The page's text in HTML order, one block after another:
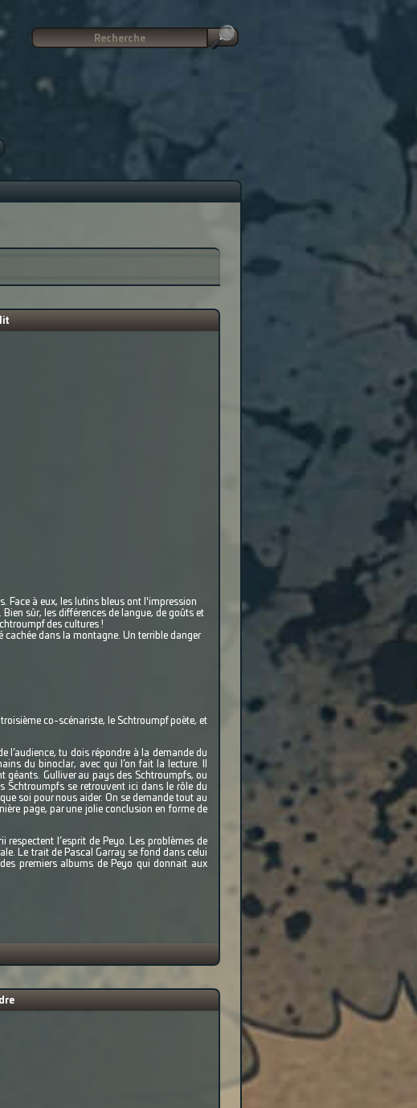
Face à eux, les lutins bleus ont l'impression
sûr, les différences de langue, de goûts et
des cultures !
dans la montagne. Un terrible danger
co-scénariste, le Schtroumpf poète, et
l’audience, tu dois répondre à la demande du
du binoclar, avec qui l’on fait la lecture. Il
géants. Gulliver au pays des Schtroumpfs, ou
Schtroumpfs se retrouvent ici dans le rôle du
soi pour nous aider. On se demande tout au
page, par une jolie conclusion en forme de
respectent l’esprit de Peyo. Les problèmes de
Le trait de Pascal Garray se fond dans celui
premiers albums de Peyo qui donnait aux